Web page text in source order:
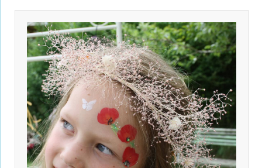
Filter verwerfen